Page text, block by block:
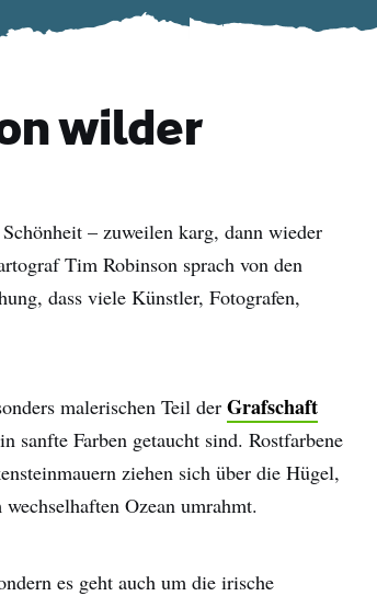
wilder
– zuweilen karg, dann wieder
Tim Robinson sprach von den
dass viele Künstler, Fotografen,
malerischen Teil der Grafschaft
Farben getaucht sind. Rostfarbene
ziehen sich über die Hügel,
Ozean umrahmt.
es geht auch um die irische